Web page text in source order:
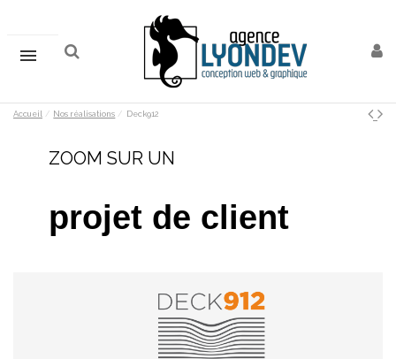
Accueil Nos réalisations Deck912
ZOOM SUR UN
projet de client